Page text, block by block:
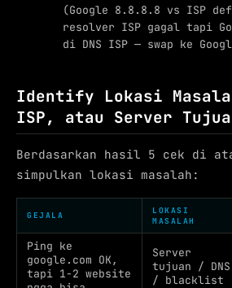
(Google 8.8.8.8 vs ISP
resolver ISP gagal tapi
di DNS ISP — swap ke
Identify Lokasi
ISP, atau Server
Berdasarkan hasil 5 cek di
simpulkan lokasi masalah:
GEJALA
LOKASI
MASALAH
Ping ke
google.com OK,
tapi 1-2 website
Server
tujuan / DNS
/ blacklist